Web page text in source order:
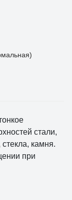
стали,
камня.
при